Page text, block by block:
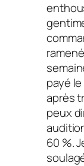
payé
après
peux
60 %.